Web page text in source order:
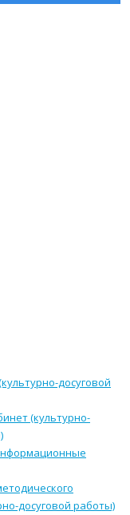
досуговой
(культурно-
досуговой работы)